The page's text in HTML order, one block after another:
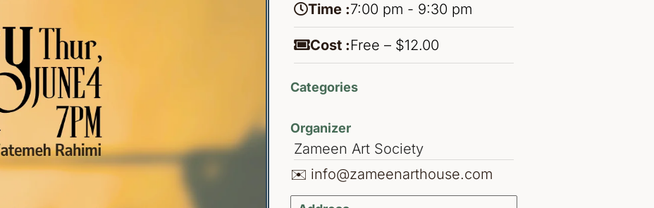
Time :7:00 pm - 9:30 pm
Cost :Free – $12.00
Categories
Organizer
Zameen Art Society
✉️ info@zameenarthouse.com